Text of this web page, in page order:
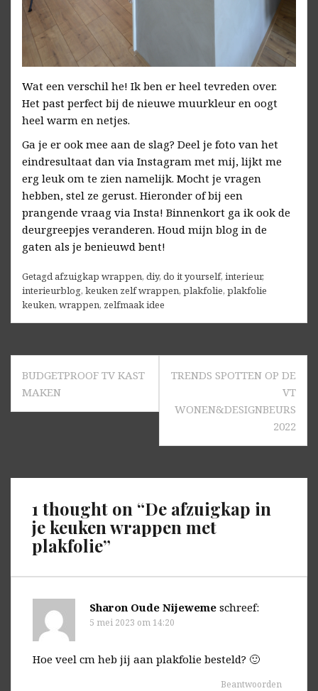
Wat een verschil he! Ik ben er heel tevreden over.
Het past perfect bij de nieuwe muurkleur en oogt
heel warm en netjes.
Ga je er ook mee aan de slag? Deel je foto van het
eindresultaat dan via Instagram met mij, lijkt me
erg leuk om te zien namelijk. Mocht je vragen
hebben, stel ze gerust. Hieronder of bij een
prangende vraag via Insta! Binnenkort ga ik ook de
deurgreepjes veranderen. Houd mijn blog in de
gaten als je benieuwd bent!
Getagdafzuigkap wrappen, diy, do it yourself, interieur,
interieurblog, keuken zelf wrappen, plakfolie, plakfolie
keuken, wrappen, zelfmaak idee
Bericht
navigatie
BUDGETPROOF TV KAST
MAKEN
TRENDS SPOTTEN OP DE
VT
WONEN&DESIGNBEURS
2022
1 thought on “De afzuigkap in
je keuken wrappen met
plakfolie”
Sharon Oude Nijeweme schreef:
5 mei 2023 om 14:20
Hoe veel cm heb jij aan plakfolie besteld? 🙂
Beantwoorden